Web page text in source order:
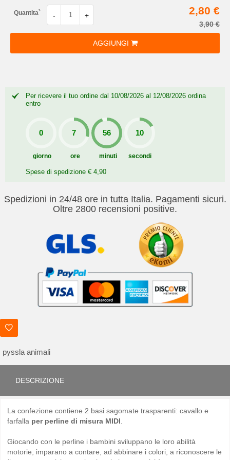
Quantita` - +
AGGIUNGI
2,80 €
3,90 €
Per ricevere il tuo ordine dal 10/08/2026 al 12/08/2026 ordina
entro
giorno ore minuti secondi
Spese di spedizione € 4,90
Spedizioni in 24/48 ore in tutta Italia. Pagamenti sicuri.
Oltre 2800 recensioni positive.
pyssla animali
DESCRIZIONE
La confezione contiene 2 basi sagomate trasparenti: cavallo e
farfalla per perline di misura MIDI.
Giocando con le perline i bambini sviluppano le loro abilità
motorie, imparano a contare, ad abbinare i colori, a riconoscere le